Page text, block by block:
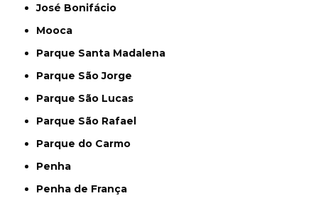
José Bonifácio
Mooca
Parque Santa Madalena
Parque São Jorge
Parque São Lucas
Parque São Rafael
Parque do Carmo
Penha
Penha de França